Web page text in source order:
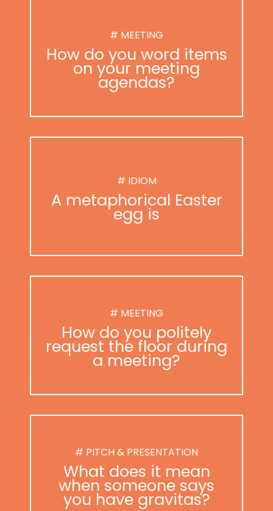
# MEETING
How do you word items
on your meeting
agendas?
# IDIOM
A metaphorical Easter
egg is
# MEETING
How do you politely
request the floor during
a meeting?
# PITCH & PRESENTATION
What does it mean
when someone says
you have gravitas?